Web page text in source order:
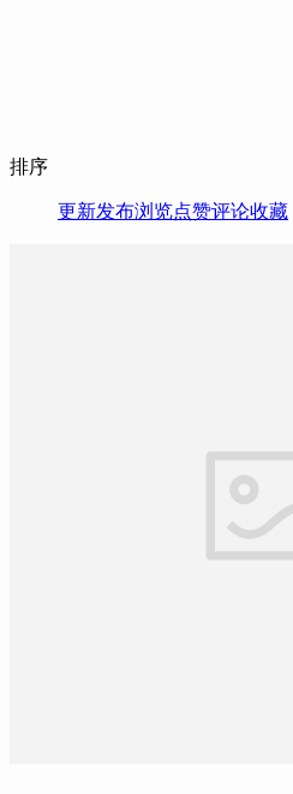
排序
更新发布浏览点赞评论收藏